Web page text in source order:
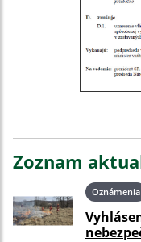
Zoznam
Oznámenia